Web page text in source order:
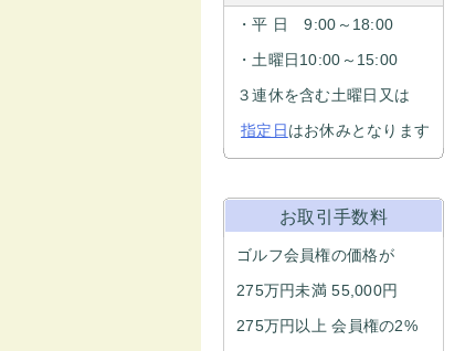
・平 日 9:00～18:00
・土曜日10:00～15:00
３連休を含む土曜日又は
指定日はお休みとなります
お取引手数料
ゴルフ会員権の価格が
275万円未満 55,000円
275万円以上 会員権の2%